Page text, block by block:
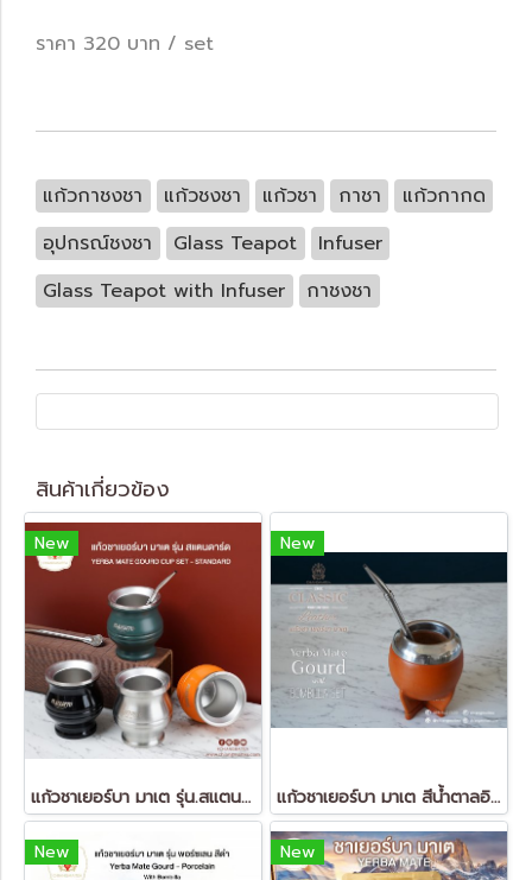
ราคา 320 บาท / set
แก้วกาชงชา แก้วชงชา แก้วชา กาชา
แก้วกากด
อุปกรณ์ชงชา
Glass Teapot
Infuser
Glass Teapot with Infuser
กาชงชา
สินค้าเกี่ยวข้อง
New
แก้วชาเยอร์บา มาเต รุ่น.สแตนดาร์ด
New
แก้วชาเยอร์บา มาเต สีน้ำตาลอิฐ (Yerba Mate Gourd)
New New